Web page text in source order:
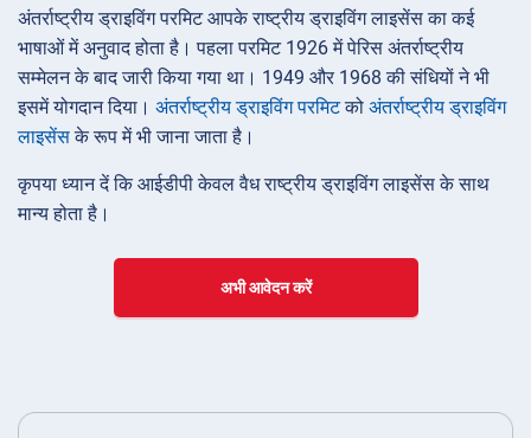
अंतर्राष्ट्रीय ड्राइविंग परमिट आपके राष्ट्रीय ड्राइविंग लाइसेंस का कई
भाषाओं में अनुवाद होता है। पहला परमिट 1926 में पेरिस अंतर्राष्ट्रीय
सम्मेलन के बाद जारी किया गया था। 1949 और 1968 की संधियों ने भी
इसमें योगदान दिया। अंतर्राष्ट्रीय ड्राइविंग परमिटको अंतर्राष्ट्रीय ड्राइविंग
लाइसेंसके रूप में भी जाना जाता है।
कृपया ध्यान दें कि आईडीपी केवल वैध राष्ट्रीय ड्राइविंग लाइसेंस के साथ
मान्य होता है।
अभी आवेदन करें